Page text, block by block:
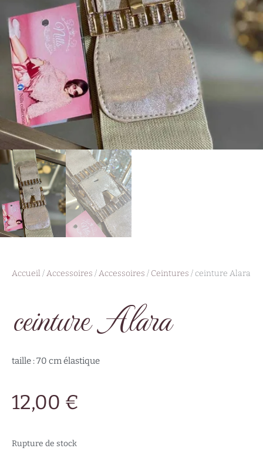
Accueil/Accessoires /Accessoires / Ceintures / ceinture Alara
ceinture Alara
taille : 70 cm élastique
12,00 €
Rupture de stock